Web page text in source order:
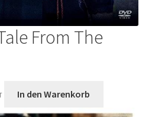
From The
In den Warenkorb